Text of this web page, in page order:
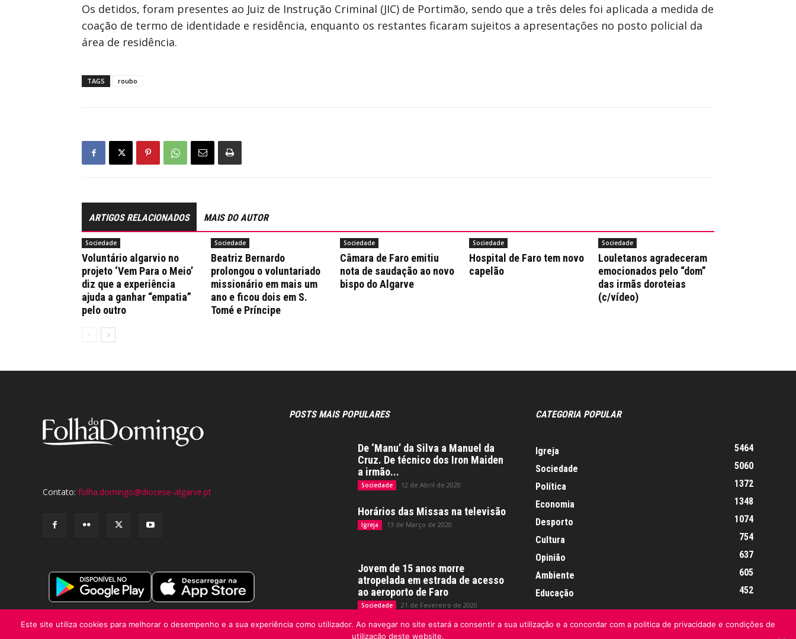
Os detidos, foram presentes ao Juiz de Instrução Criminal (JIC) de Portimão, sendo que a três deles foi aplicada a medida de
coação de termo de identidade e residência, enquanto os restantes ficaram sujeitos a apresentações no posto policial da
área de residência.
TAGS roubo
ARTIGOS RELACIONADOS MAIS DO AUTOR
Sociedade
Voluntário algarvio no
projeto ‘Vem Para o Meio’
diz que a experiência
ajuda a ganhar “empatia”
pelo outro
Sociedade
Beatriz Bernardo
prolongou o voluntariado
missionário em mais um
ano e ficou dois em S.
Tomé e Príncipe
Sociedade
Câmara de Faro emitiu
nota de saudação ao novo
bispo do Algarve
Sociedade
Hospital de Faro tem novo
capelão
Sociedade
Louletanos agradeceram
emocionados pelo “dom”
das irmãs doroteias
(c/vídeo)
Contato: folha.domingo@diocese-algarve.pt
POSTS MAIS POPULARES
De ‘Manu’ da Silva a Manuel da
Cruz. De técnico dos Iron Maiden
a irmão...
Sociedade 12 de Abril de 2020
Horários das Missas na televisão
Igreja 13 de Março de 2020
Jovem de 15 anos morre
atropelada em estrada de acesso
ao aeroporto de Faro
Sociedade 21 de Fevereiro de 2020
CATEGORIA POPULAR
Igreja
5464
Sociedade
5060
Política
1372
Economia
1348
Desporto
1074
Cultura
754
Opinião
637
Ambiente
605
Educação
452
Este site utiliza cookies para melhorar o desempenho e a sua experiência como utilizador. Ao navegar no site estará a consentir a sua utilização e a concordar com a politica de privacidade e condições de
utilização deste website.